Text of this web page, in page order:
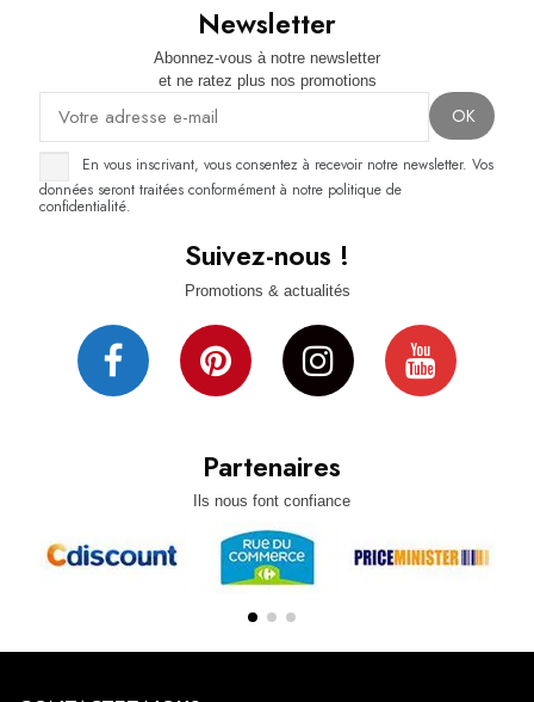
Partenaires
Ils nous font confiance
Suivez-nous !
Promotions & actualités
Newsletter
Abonnez-vous à notre newsletter
et ne ratez plus nos promotions
En vous inscrivant, vous consentez à recevoir notre newsletter. Vos
données seront traitées conformément à notre politique de
confidentialité.